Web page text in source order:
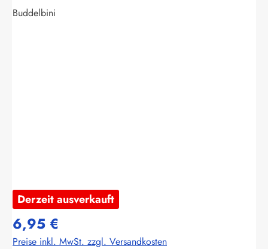
Buddelbini
Derzeit ausverkauft
6,95 €
Preise inkl. MwSt. zzgl. Versandkosten